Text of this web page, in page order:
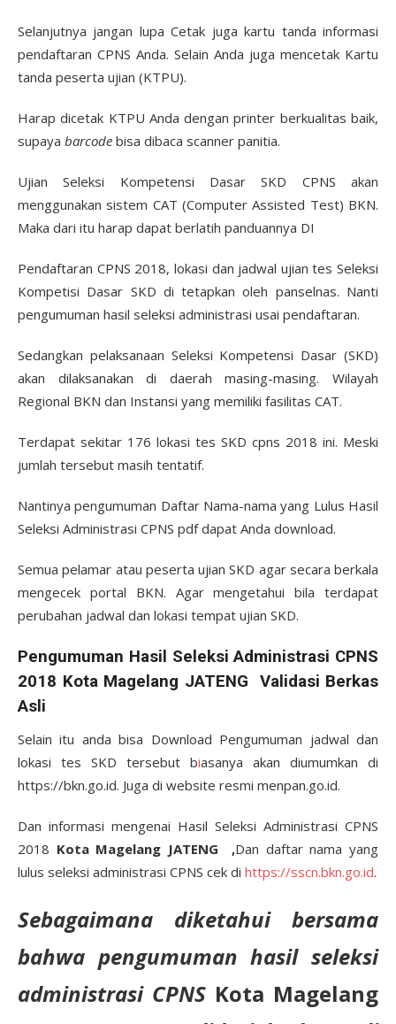
Selanjutnya jangan lupa Cetak juga kartu tanda informasi
pendaftaran CPNS Anda. Selain Anda juga mencetak Kartu
tanda peserta ujian (KTPU).
Harap dicetak KTPU Anda dengan printer berkualitas baik,
supaya barcode bisa dibaca scanner panitia.
Ujian Seleksi Kompetensi Dasar SKD CPNS akan
menggunakan sistem CAT (Computer Assisted Test) BKN.
Maka dari itu harap dapat berlatih panduannya DI
Pendaftaran CPNS 2018, lokasi dan jadwal ujian tes Seleksi
Kompetisi Dasar SKD di tetapkan oleh panselnas. Nanti
pengumuman hasil seleksi administrasi usai pendaftaran.
Sedangkan pelaksanaan Seleksi Kompetensi Dasar (SKD)
akan dilaksanakan di daerah masing-masing. Wilayah
Regional BKN dan Instansi yang memiliki fasilitas CAT.
Terdapat sekitar 176 lokasi tes SKD cpns 2018 ini. Meski
jumlah tersebut masih tentatif.
Nantinya pengumuman Daftar Nama-nama yang Lulus Hasil
Seleksi Administrasi CPNS pdf dapat Anda download.
Semua pelamar atau peserta ujian SKD agar secara berkala
mengecek portal BKN. Agar mengetahui bila terdapat
perubahan jadwal dan lokasi tempat ujian SKD.
Pengumuman Hasil Seleksi Administrasi CPNS
2018 Kota Magelang JATENG Validasi Berkas
Asli
Selain itu anda bisa Download Pengumuman jadwal dan
lokasi tes SKD tersebut biasanya akan diumumkan di
https://bkn.go.id. Juga di website resmi menpan.go.id.
Dan informasi mengenai Hasil Seleksi Administrasi CPNS
2018 Kota Magelang JATENG ,Dan daftar nama yang
lulus seleksi administrasi CPNS cek di https://sscn.bkn.go.id.
Sebagaimana diketahui bersama
bahwa pengumuman hasil seleksi
administrasi CPNS Kota Magelang